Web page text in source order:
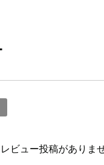
レビュー投稿がありま